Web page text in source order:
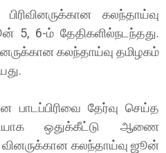
கலந்தாய்வு
5, 6-ம் தேதிகளில்நடந்தது.
கலந்தாய்வு தமிழகம்
பாடப்பிரிவை தேர்வு செய்த
ஒதுக்கீட்டு ஆணை
வினருக்கான கலந்தாய்வு ஜூன்